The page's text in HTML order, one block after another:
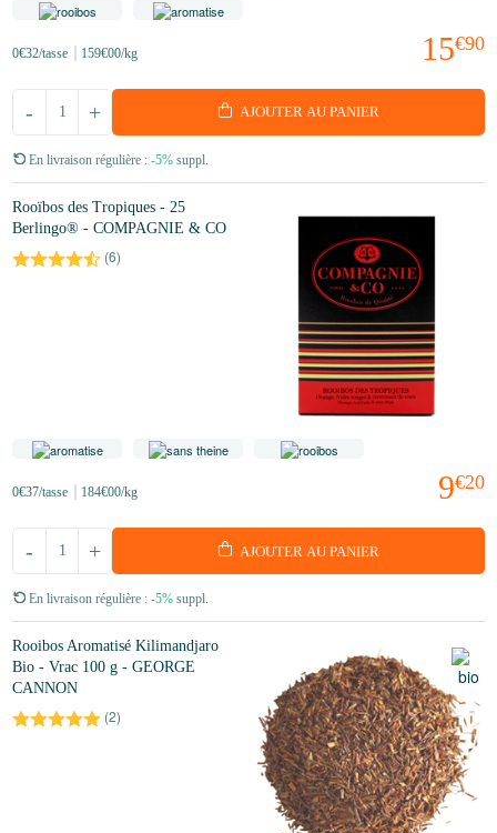
15€90
0€32/tasse 159€00/kg
+
- AJOUTER AU PANIER
En livraison régulière : -5% suppl.
Rooïbos des Tropiques - 25
Berlingo® - COMPAGNIE & CO
(6)
9€20
0€37/tasse 184€00/kg
+
- AJOUTER AU PANIER
En livraison régulière : -5% suppl.
Rooibos Aromatisé Kilimandjaro
Bio - Vrac 100 g - GEORGE
CANNON
(2)